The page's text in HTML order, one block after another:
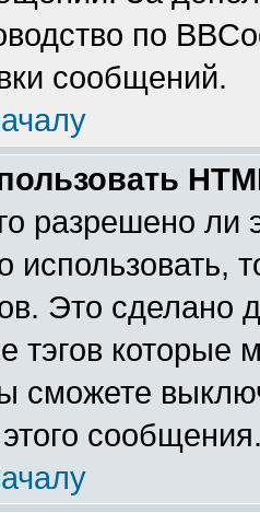
по
сообщений.
разрешено
использовать,
Это сделано
тэгов
сможете